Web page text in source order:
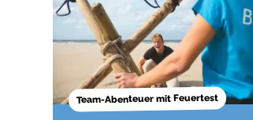
Team-Abenteuer mit Feuertest